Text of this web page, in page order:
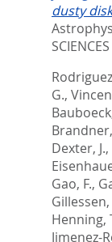
dusty
G.,
Dexter, J.,
Gao, F.,
Gillessen,
Henning,
Jimenez-